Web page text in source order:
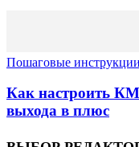
Пошаговые
Как настроить
выхода в плюс